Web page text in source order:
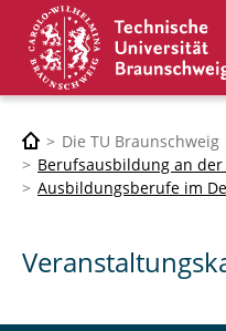
Die TU Braunschweig
Berufsausbildung an der
Ausbildungsberufe im